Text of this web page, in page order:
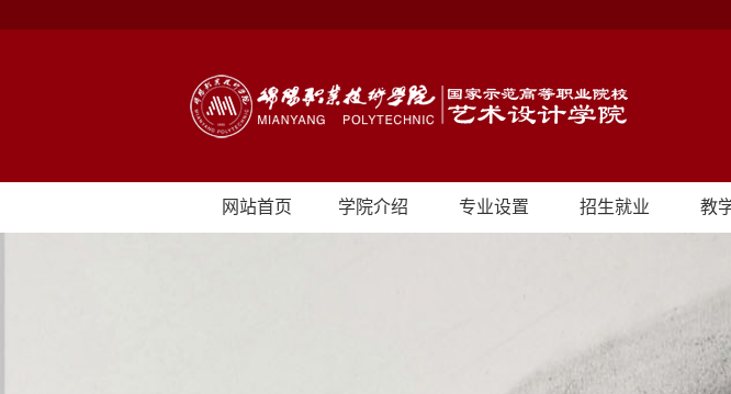
网站首页 学院介绍 专业设置 招生就业 教